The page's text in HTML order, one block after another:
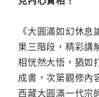
《大圓滿如幻休
果三階段，精彩講
相恍然大悟，猶如
成書，次第觀修內
西藏大圓滿一代宗